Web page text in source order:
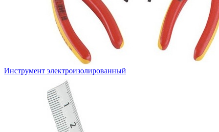
Инструмент электроизолированный